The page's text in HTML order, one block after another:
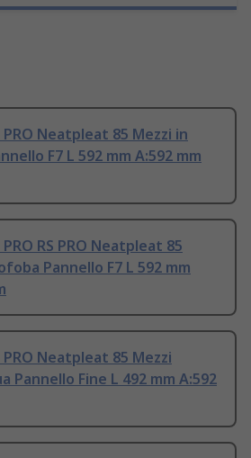
Neatpleat 85 Mezzi in
F7 L 592 mm A:592 mm
RS PRO Neatpleat 85
Pannello F7 L 592 mm
Neatpleat 85 Mezzi
Pannello Fine L 492 mm A:592